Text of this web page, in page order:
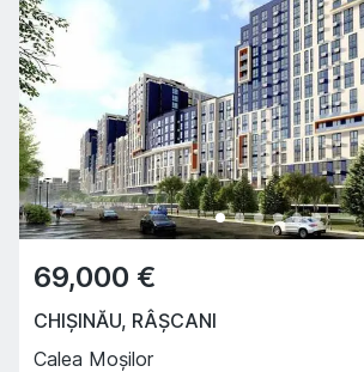
69,000 €
CHIȘINĂU, RÂȘCANI
Calea Moșilor